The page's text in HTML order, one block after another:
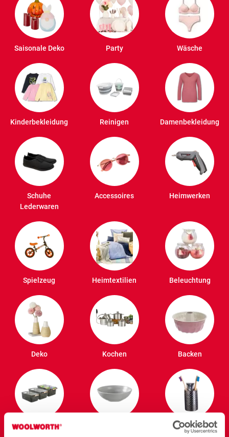
Saisonale Deko Party Wäsche
Kinderbekleidung Reinigen Damenbekleidung
Schuhe
Lederwaren
Accessoires Heimwerken
Spielzeug Heimtextilien Beleuchtung
Deko Kochen Backen
Ordnung und
Badezimmer